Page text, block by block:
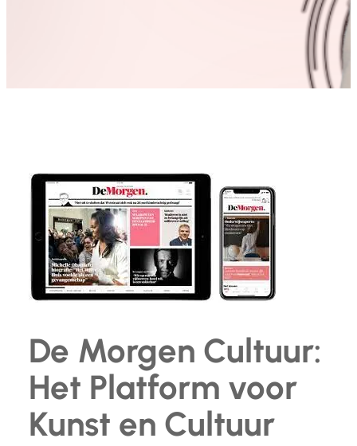
De Morgen Cultuur:
Het Platform voor
Kunst en Cultuur